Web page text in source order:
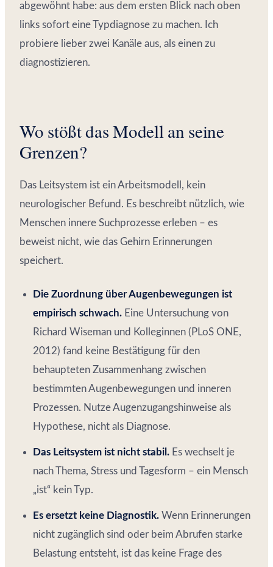
abgewöhnt habe: aus dem ersten Blick nach oben
links sofort eine Typdiagnose zu machen. Ich
probiere lieber zwei Kanäle aus, als einen zu
diagnostizieren.
Wo stößt das Modell an seine
Grenzen?
Das Leitsystem ist ein Arbeitsmodell, kein
neurologischer Befund. Es beschreibt nützlich, wie
Menschen innere Suchprozesse erleben – es
beweist nicht, wie das Gehirn Erinnerungen
speichert.
Die Zuordnung über Augenbewegungen ist
empirisch schwach. Eine Untersuchung von
Richard Wiseman und Kolleginnen (PLoS ONE,
2012) fand keine Bestätigung für den
behaupteten Zusammenhang zwischen
bestimmten Augenbewegungen und inneren
Prozessen. Nutze Augenzugangshinweise als
Hypothese, nicht als Diagnose.
Das Leitsystem ist nicht stabil. Es wechselt je
nach Thema, Stress und Tagesform – ein Mensch
„ist“ kein Typ.
Es ersetzt keine Diagnostik. Wenn Erinnerungen
nicht zugänglich sind oder beim Abrufen starke
Belastung entsteht, ist das keine Frage des